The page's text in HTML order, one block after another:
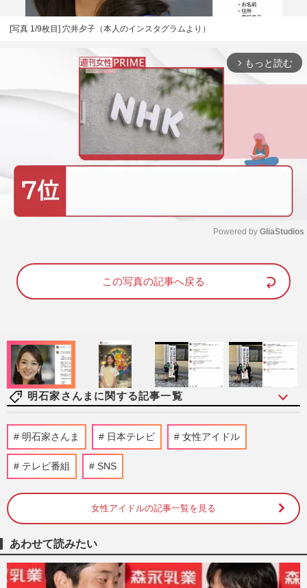
[写真 1/9枚目] 穴井夕子（本人のインスタグラムより）
arrow_forward_ios もっと読む
e
Powered by GliaStudios
この写真の記事へ戻る
明石家さんまに関する記事一覧
【訃報】元プロ野球選手・板東英二さん、
若き日の明石家さんまを支えた男気と、昭
和の“ええ加減さ”で遺し…
明石家さんまが〈葬儀には行かない〉ポリ
シーを破り、異例の参列で伝えた“お母さ
ん”中村玉緒さんへの感謝
週刊女性PRIME 2026/6/18
明石家さんま 日本テレビ 女性アイドル
テレビ番組 SNS
女性アイドルの記事一覧を見る
あわせて読みたい